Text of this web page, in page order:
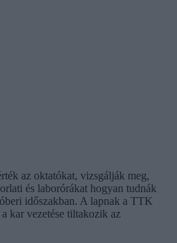
az oktatókat, vizsgálják meg,
és laborórákat hogyan tudnák
időszakban. A lapnak a TTK
kar vezetése tiltakozik az